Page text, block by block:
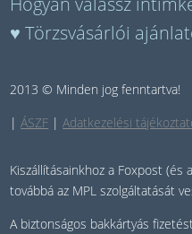
♥ Törzsvásárlói
2013 © Minden jog fenntartva!
|ÁSZF |Adatkezelési
Kiszállításainkhoz a Foxpost (és
továbbá az MPL szolgáltatását
A biztonságos bakkártyás